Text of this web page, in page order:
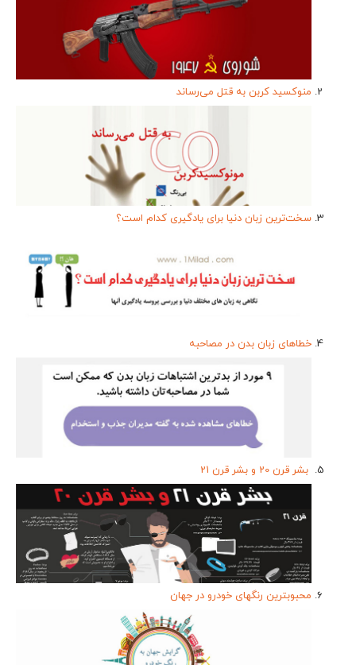
منوکسید کربن به قتل می‌رساند
سخت‌ترین زبان دنیا برای یادگیری کدام است؟
خطاهای زبان بدن در مصاحبه
بشر قرن 20 و بشر قرن 21
محبوبترین رنگهای خودرو در جهان